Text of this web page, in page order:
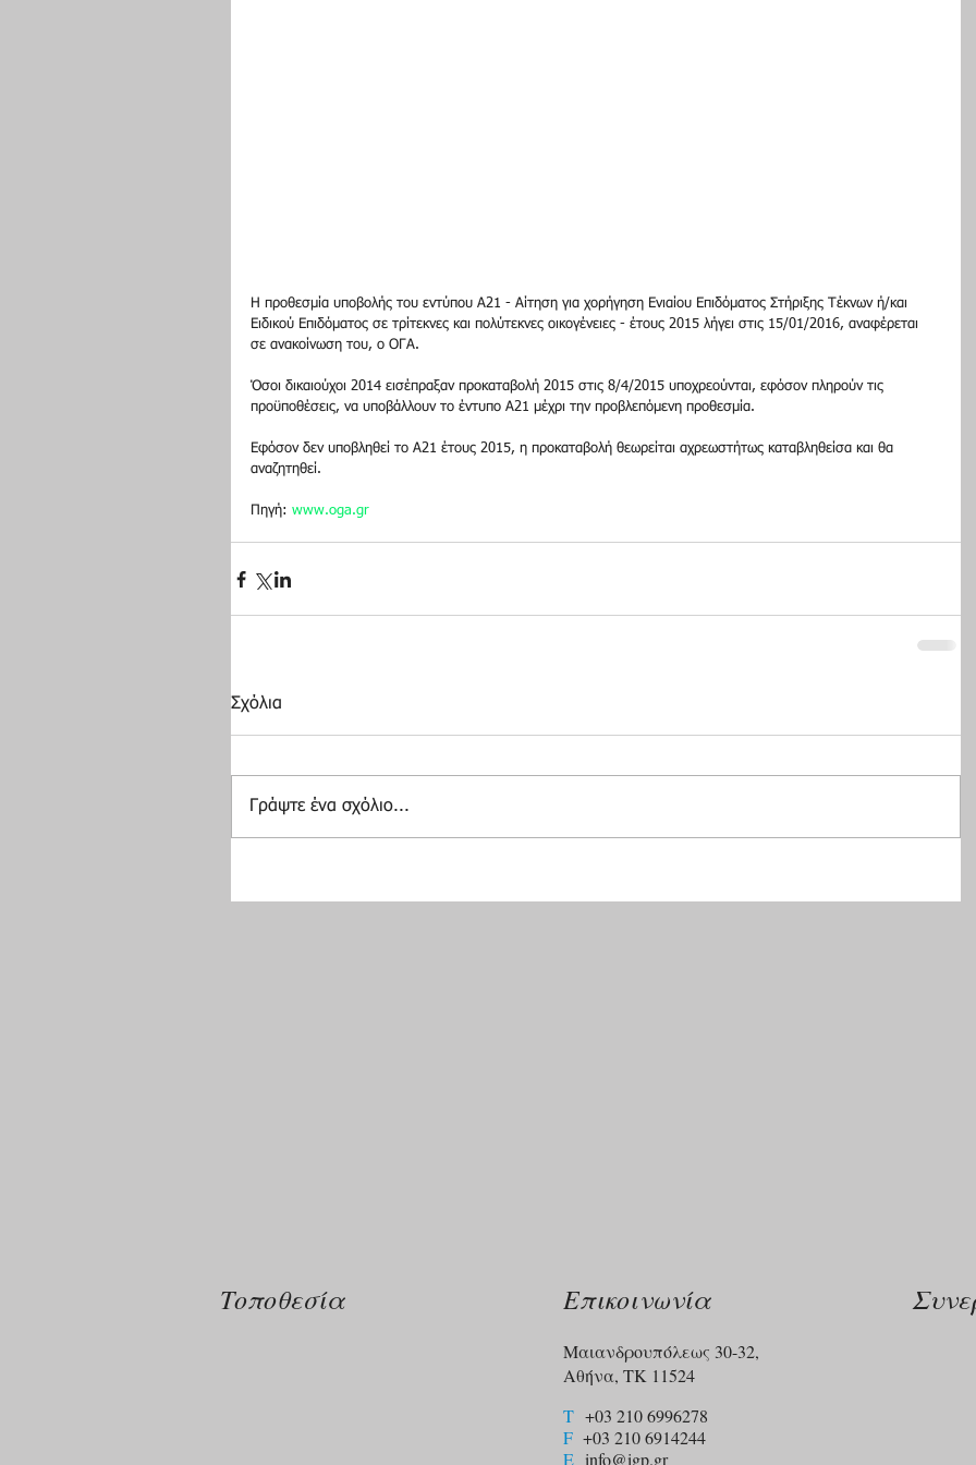
Η προθεσμία υποβολής του εντύπου Α21 - Αίτηση για χορήγηση Ενιαίου Επιδόματος Στήριξης Τέκνων ή/και
Ειδικού Επιδόματος σε τρίτεκνες και πολύτεκνες οικογένειες - έτους 2015 λήγει στις 15/01/2016, αναφέρεται
σε ανακοίνωση του, ο ΟΓΑ.
Όσοι δικαιούχοι 2014 εισέπραξαν προκαταβολή 2015 στις 8/4/2015 υποχρεούνται, εφόσον πληρούν τις
προϋποθέσεις, να υποβάλλουν το έντυπο Α21 μέχρι την προβλεπόμενη προθεσμία.
Εφόσον δεν υποβληθεί το Α21 έτους 2015, η προκαταβολή θεωρείται αχρεωστήτως καταβληθείσα και θα
αναζητηθεί.
Πηγή: www.oga.gr
Σχόλια
Γράψτε ένα σχόλιο...
Τοποθεσία Επικοινωνία
Μαιανδρουπόλεως 30-32,
Αθήνα, ΤΚ 11524
T +03 210 6996278
F +03 210 6914244​
E info@igp.gr